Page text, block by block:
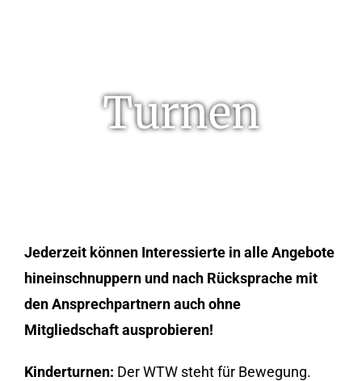
Turnen
Jederzeit können Interessierte in alle Angebote
hineinschnuppern und nach Rücksprache mit
den Ansprechpartnern auch ohne
Mitgliedschaft ausprobieren!
Kinderturnen: Der WTW steht für Bewegung.